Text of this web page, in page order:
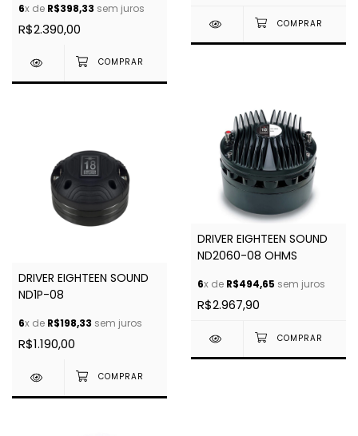
6x de R$398,33 sem juros
R$2.390,00
DRIVER EIGHTEEN SOUND
ND1P-08
6x de R$198,33 sem juros
R$1.190,00
DRIVER EIGHTEEN SOUND
ND2060-08 OHMS
6x de R$494,65 sem juros
R$2.967,90